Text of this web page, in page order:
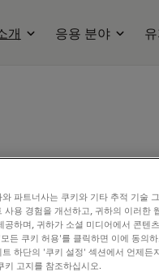
개 응용 분야
와 파트너사는 쿠키와 기타 추적 기술
사용 경험을 개선하고, 귀하의 이러한
공하며, 귀하가 소셜 미디어에서 콘텐
든 쿠키 허용'를 클릭하면 이에 동의
트 하단의 '쿠키 설정' 섹션에서 언제든
키 고지를 참조하십시오.